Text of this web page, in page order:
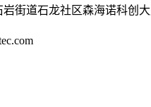
街道石龙社区森海诺科创